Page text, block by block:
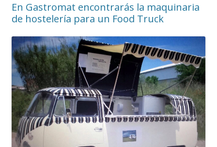
En Gastromat encontrarás la maquinaria
de hostelería para un Food Truck